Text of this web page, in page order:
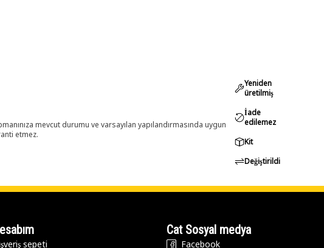
mevcut durumu ve varsayılan yapılandırmasında uygun
etmez.
Yeniden
üretilmiş
İade
edilemez
Kit
Değiştirildi
sepeti
Cat Sosyal medya
Facebook